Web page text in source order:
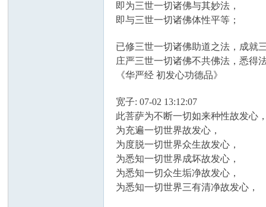
即为三世一切诸佛与其妙法，
即与三世一切诸佛体性平等；
已修三世一切诸佛助道之法，成就
庄严三世一切诸佛不共佛法，悉得
《华严经 初发心功德品》
宽子: 07-02 13:12:07
此菩萨为不断一切如来种性故发心，
为充遍一切世界故发心，
为度脱一切世界众生故发心，
为悉知一切世界成坏故发心，
为悉知一切众生垢净故发心，
为悉知一切世界三有清净故发心，